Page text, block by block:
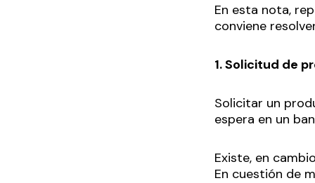
En esta nota,
conviene
1. Solicitud de
Solicitar un
espera en un
Existe, en
En cuestión de